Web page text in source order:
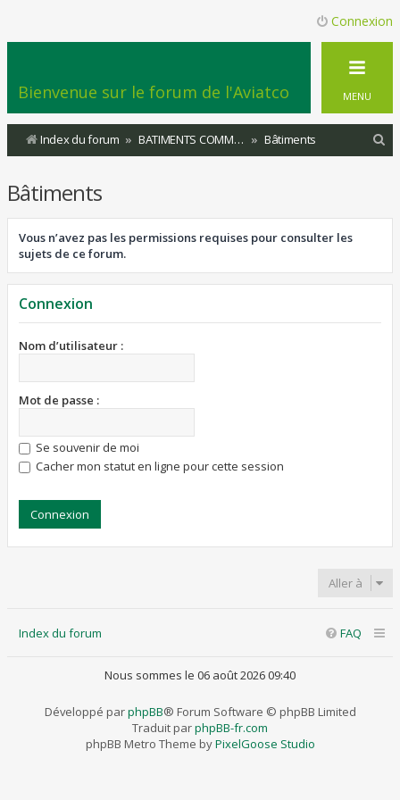
Connexion
Bienvenue sur le forum de l'Aviatco MENU
Index du forum BATIMENTS COMMUNAUX Bâtiments
c
Bâtiments
Vous n’avez pas les permissions requises pour consulter les
sujets de ce forum.
Connexion
Nom d’utilisateur :
Mot de passe :
Se souvenir de moi
Cacher mon statut en ligne pour cette session
Aller à
Index du forum FAQ
Nous sommes le 06 août 2026 09:40
Développé parphpBB® Forum Software © phpBB Limited
Traduit parphpBB-fr.com
phpBB Metro Theme byPixelGoose Studio